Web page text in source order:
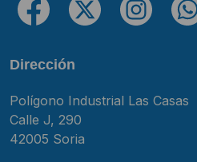
Dirección
Polígono Industrial Las Casas
Calle J, 290
42005 Soria